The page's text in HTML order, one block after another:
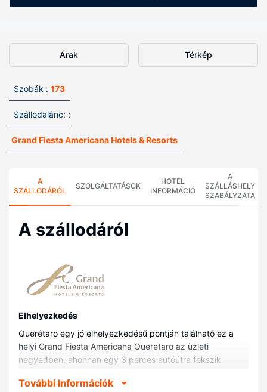
Árak Térkép
Szobák : 173
Szállodalánc: :
Grand Fiesta Americana Hotels & Resorts
A
SZÁLLODÁRÓL
SZOLGÁLTATÁSOK
HOTEL
INFORMÁCIÓ
A
SZÁLLÁSHELY
SZABÁLYZATA
A szállodáról
Elhelyezkedés
Querétaro egy jó elhelyezkedésű pontján található ez a
helyi Grand Fiesta Americana Queretaro az üzleti
negyedben, ahonnan egy 3 perces autóútra fekszik
autóútra Puerta la Victoria bevásárlóközpont. Ez a helyi
További Információk